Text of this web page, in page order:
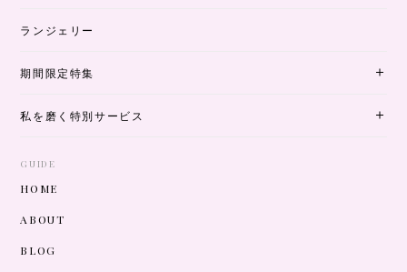
ランジェリー
期間限定特集
私を磨く特別サービス
GUIDE
HOME
ABOUT
BLOG